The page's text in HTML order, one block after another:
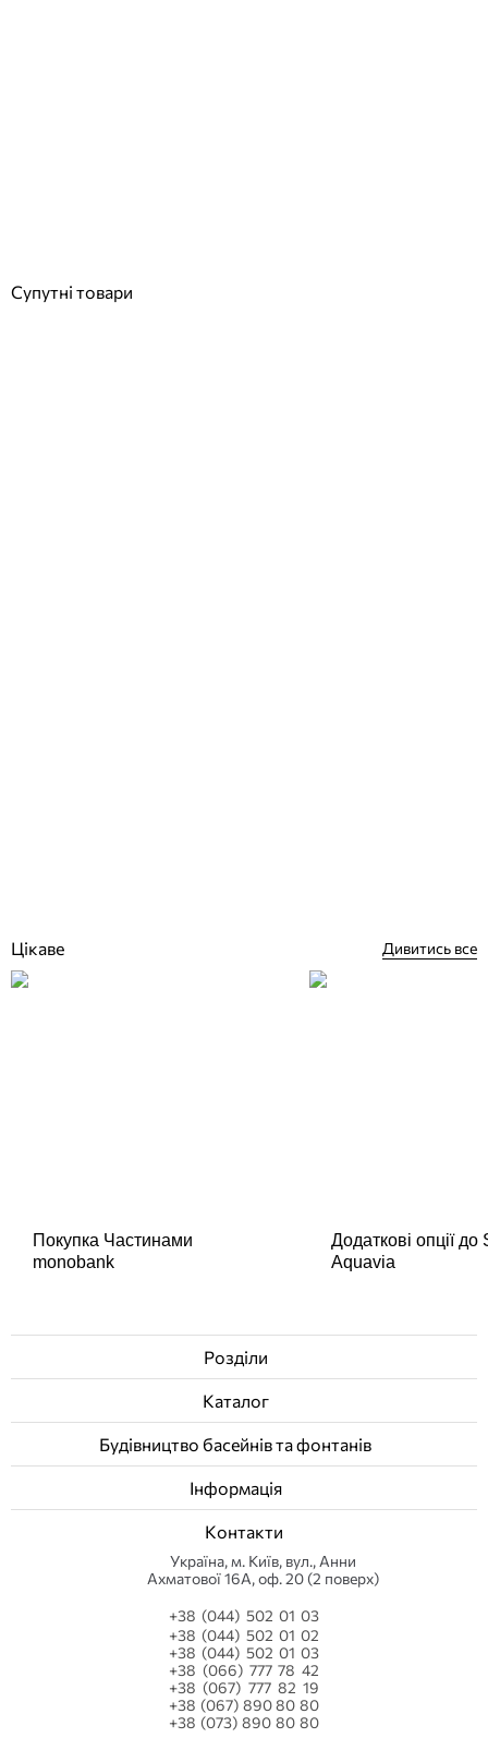
Супутні товари
Цікаве Дивитись все
Покупка Частинами
monobank
Додаткові опції
Aquavia
Розділи
Каталог
Будівництво басейнів та фонтанів
Інформація
Контакти
Українa, м. Київ, вул., Анни
Ахматової 16А, оф. 20 (2 поверх)
+38 (044) 502 01 03
+38 (044) 502 01 02
+38 (044) 502 01 03
+38 (066) 777 78 42
+38 (067) 777 82 19
+38 (067) 890 80 80
+38 (073) 890 80 80